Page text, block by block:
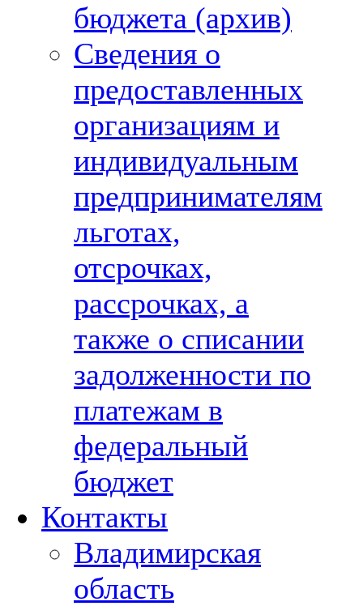
бюджета (архив)
Сведения о
предоставленных
организациям и
индивидуальным
предпринимателям
льготах,
отсрочках,
рассрочках, а
также о списании
задолженности по
платежам в
федеральный
бюджет
Контакты
Владимирская
область